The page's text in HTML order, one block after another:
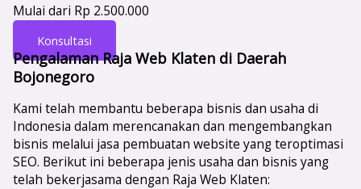
Mulai dari Rp 2.500.000
Konsultasi
Pengalaman Raja Web Klaten di Daerah
Bojonegoro
Kami telah membantu beberapa bisnis dan usaha di
Indonesia dalam merencanakan dan mengembangkan
bisnis melalui jasa pembuatan website yang teroptimasi
SEO. Berikut ini beberapa jenis usaha dan bisnis yang
telah bekerjasama dengan Raja Web Klaten: